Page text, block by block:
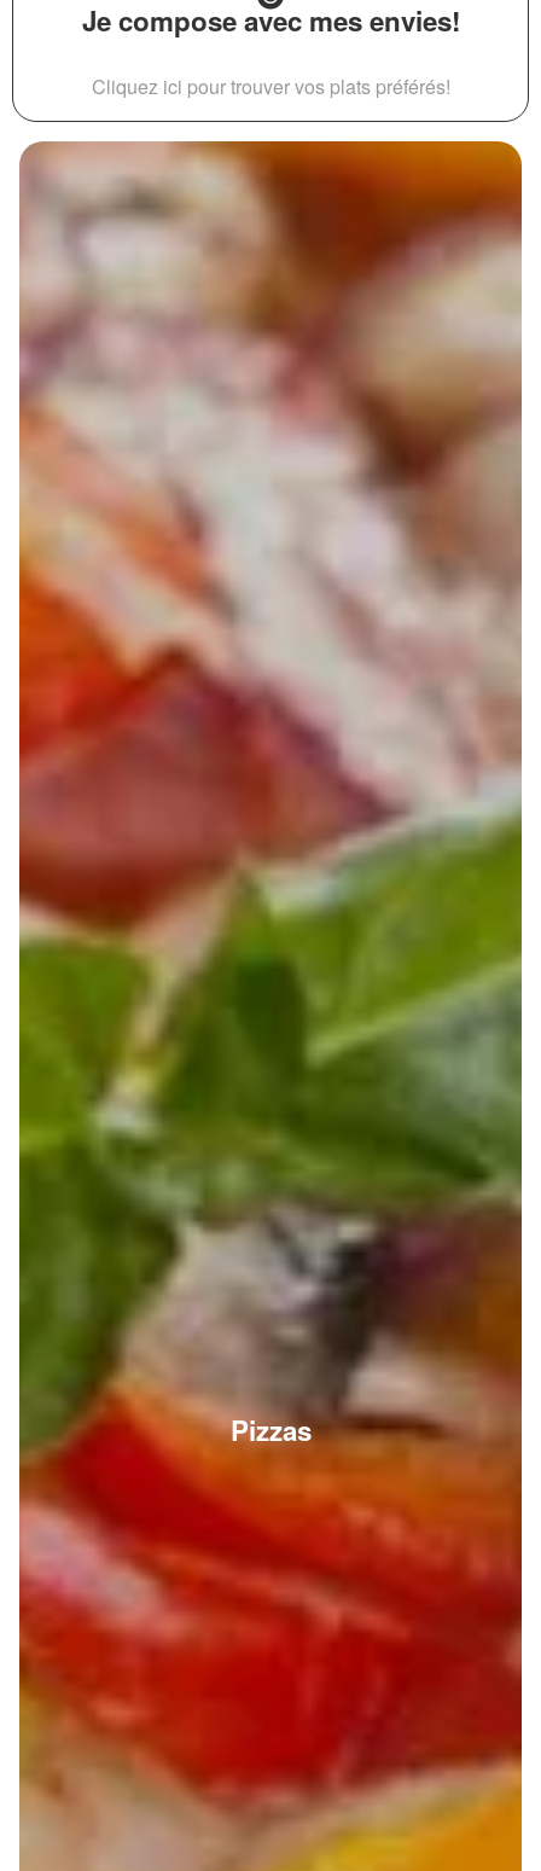
Je compose avec mes envies!
Cliquez ici pour trouver vos plats préférés!
Pizzas